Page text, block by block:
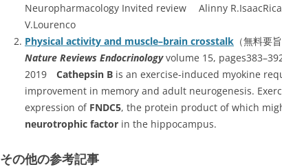
Neuropharmacology Invited review Alinny
V.Lourenco
Physical activity and muscle–brain crosstalk （無料要
Nature Reviews Endocrinologyvolume 15,
2019 Cathepsin B is an exercise-induced myokine
improvement in memory and adult neurogenesis.
expression of FNDC5, the protein product of which
neurotrophic factor in the hippocampus.
その他の参考記事